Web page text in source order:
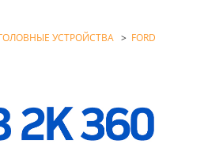
УСТРОЙСТВА > FORD